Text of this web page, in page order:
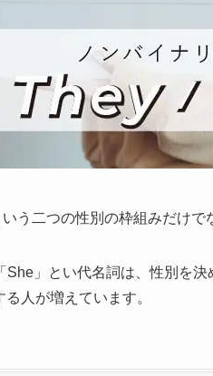
う二つの性別の枠組みだけで
She」とい代名詞は、性別を
人が増えています。